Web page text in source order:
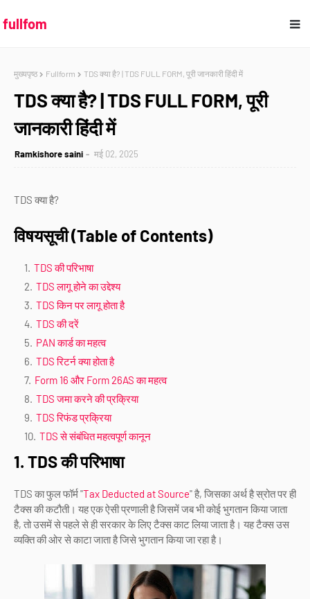
fullfom
मुख्यपृष्ठ Fullform TDS क्या है? | TDS FULL FORM, पूरी जानकारी हिंदी में
TDS क्या है? | TDS FULL FORM, पूरी
जानकारी हिंदी में
Ramkishore saini मई 02, 2025
TDS क्या है?
विषयसूची (Table of Contents)
TDS की परिभाषा
TDS लागू होने का उद्देश्य
TDS किन पर लागू होता है
TDS की दरें
PAN कार्ड का महत्व
TDS रिटर्न क्या होता है
Form 16 और Form 26AS का महत्व
TDS जमा करने की प्रक्रिया
TDS रिफंड प्रक्रिया
TDS से संबंधित महत्वपूर्ण कानून
1. TDS की परिभाषा
TDS का फुल फॉर्म "Tax Deducted at Source" है, जिसका अर्थ है स्रोत पर ही
टैक्स की कटौती। यह एक ऐसी प्रणाली है जिसमें जब भी कोई भुगतान किया जाता
है, तो उसमें से पहले से ही सरकार के लिए टैक्स काट लिया जाता है। यह टैक्स उस
व्यक्ति की ओर से काटा जाता है जिसे भुगतान किया जा रहा है।